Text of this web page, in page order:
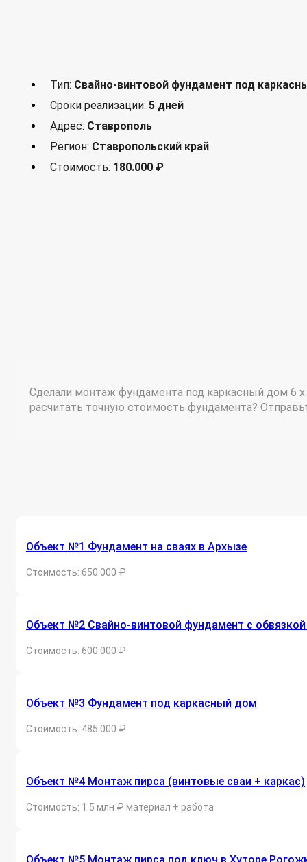
Тип: Свайно-винтовой фундамент под
Сроки реализации: 5 дней
Адрес: Ставрополь
Регион: Ставропольский край
Стоимость: 180.000 ₽
Сделали монтаж фундамента под каркасный дом 6
расчитать точную стоимость фундамента?
Объект №1 Фундамент на сваях в Архызе
Стоимость: 650.000 ₽
Объект №2 Свайно-винтовой фундамент с
Стоимость: 600.000 ₽
Объект №3 Фундамент под каркасный дом
Стоимость: 485.000 ₽
Объект №4 Монтаж пирса (винтовые сваи + каркас)
Стоимость: 1.5 млн ₽ материал + работа